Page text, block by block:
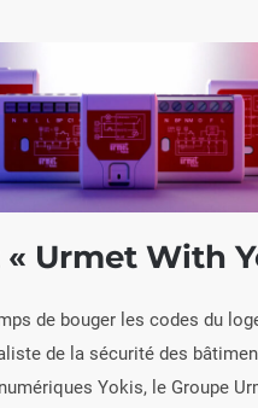
devient « Urmet With
Urmet With
de bouger les codes du
de la sécurité des
Yokis, le Groupe